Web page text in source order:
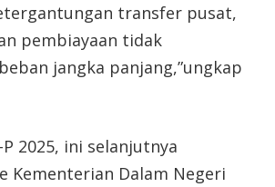
transfer pusat,
pembiayaan tidak
jangka panjang,”ungkap
P 2025, ini selanjutnya
Kementerian Dalam Negeri